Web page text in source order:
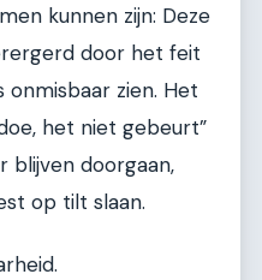
kunnen zijn: Deze
door het feit
zien. Het
het niet gebeurt”
blijven doorgaan,
op tilt slaan.